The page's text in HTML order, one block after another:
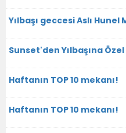
Yılbaşı geccesi Aslı Hunel
Sunset'den Yılbaşına Özel
Haftanın TOP 10 mekanı!
Haftanın TOP 10 mekanı!